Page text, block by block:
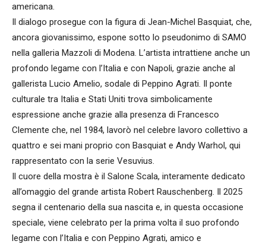
americana.
Il dialogo prosegue con la figura di Jean-Michel Basquiat, che,
ancora giovanissimo, espone sotto lo pseudonimo di SAMO
nella galleria Mazzoli di Modena. L’artista intrattiene anche un
profondo legame con l’Italia e con Napoli, grazie anche al
gallerista Lucio Amelio, sodale di Peppino Agrati. Il ponte
culturale tra Italia e Stati Uniti trova simbolicamente
espressione anche grazie alla presenza di Francesco
Clemente che, nel 1984, lavorò nel celebre lavoro collettivo a
quattro e sei mani proprio con Basquiat e Andy Warhol, qui
rappresentato con la serie Vesuvius.
Il cuore della mostra è il Salone Scala, interamente dedicato
all’omaggio del grande artista Robert Rauschenberg. Il 2025
segna il centenario della sua nascita e, in questa occasione
speciale, viene celebrato per la prima volta il suo profondo
legame con l’Italia e con Peppino Agrati, amico e